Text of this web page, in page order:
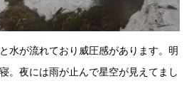
水が流れており威圧感があります。明
。夜には雨が止んで星空が見えてまし